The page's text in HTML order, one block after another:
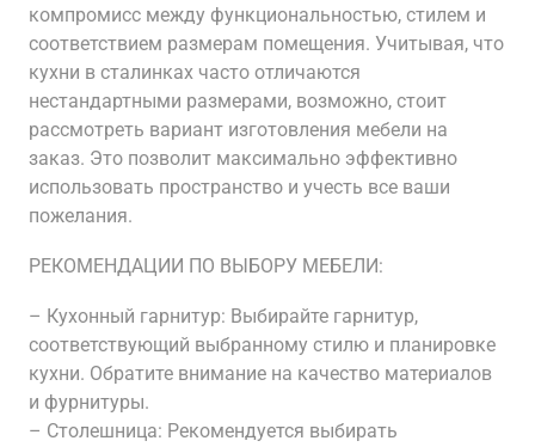
компромисс между функциональностью, стилем и
соответствием размерам помещения. Учитывая, что
кухни в сталинках часто отличаются
нестандартными размерами, возможно, стоит
рассмотреть вариант изготовления мебели на
заказ. Это позволит максимально эффективно
использовать пространство и учесть все ваши
пожелания.
РЕКОМЕНДАЦИИ ПО ВЫБОРУ МЕБЕЛИ:
– Кухонный гарнитур: Выбирайте гарнитур,
соответствующий выбранному стилю и планировке
кухни. Обратите внимание на качество материалов
и фурнитуры.
– Столешница: Рекомендуется выбирать